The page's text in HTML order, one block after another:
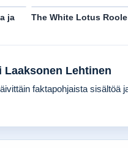
ja
The White Lotus
Laaksonen Lehtinen
faktapohjaista sisältöä